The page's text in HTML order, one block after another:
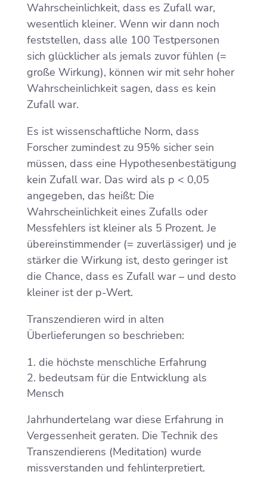
Wahrscheinlichkeit, dass es Zufall war,
wesentlich kleiner. Wenn wir dann noch
feststellen, dass alle 100 Testpersonen
sich glücklicher als jemals zuvor fühlen (=
große Wirkung), können wir mit sehr hoher
Wahrscheinlichkeit sagen, dass es kein
Zufall war.
Es ist wissenschaftliche Norm, dass
Forscher zumindest zu 95% sicher sein
müssen, dass eine Hypothesenbestätigung
kein Zufall war. Das wird als p < 0,05
angegeben, das heißt: Die
Wahrscheinlichkeit eines Zufalls oder
Messfehlers ist kleiner als 5 Prozent. Je
übereinstimmender (= zuverlässiger) und je
stärker die Wirkung ist, desto geringer ist
die Chance, dass es Zufall war – und desto
kleiner ist der p-Wert.
Transzendieren wird in alten
Überlieferungen so beschrieben:
die höchste menschliche Erfahrung
bedeutsam für die Entwicklung als
Mensch
Jahrhundertelang war diese Erfahrung in
Vergessenheit geraten. Die Technik des
Transzendierens (Meditation) wurde
missverstanden und fehlinterpretiert.